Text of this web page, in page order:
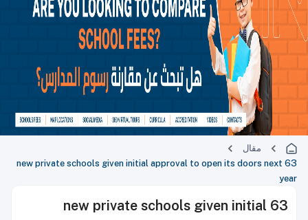
مقال
63 new private schools given initial approval to open its doors next
year
63 new private schools given initial